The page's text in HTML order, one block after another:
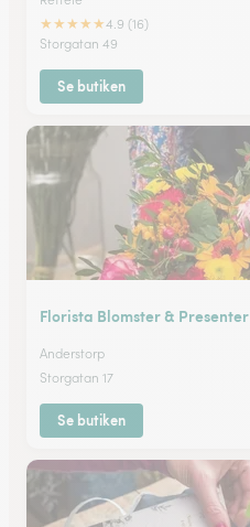
★★★★★4.9 (16)
Storgatan 49
Se butiken
Florista Blomster & Presenter
Anderstorp
Storgatan 17
Se butiken